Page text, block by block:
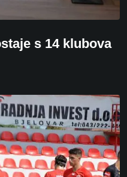
s 14 klubova